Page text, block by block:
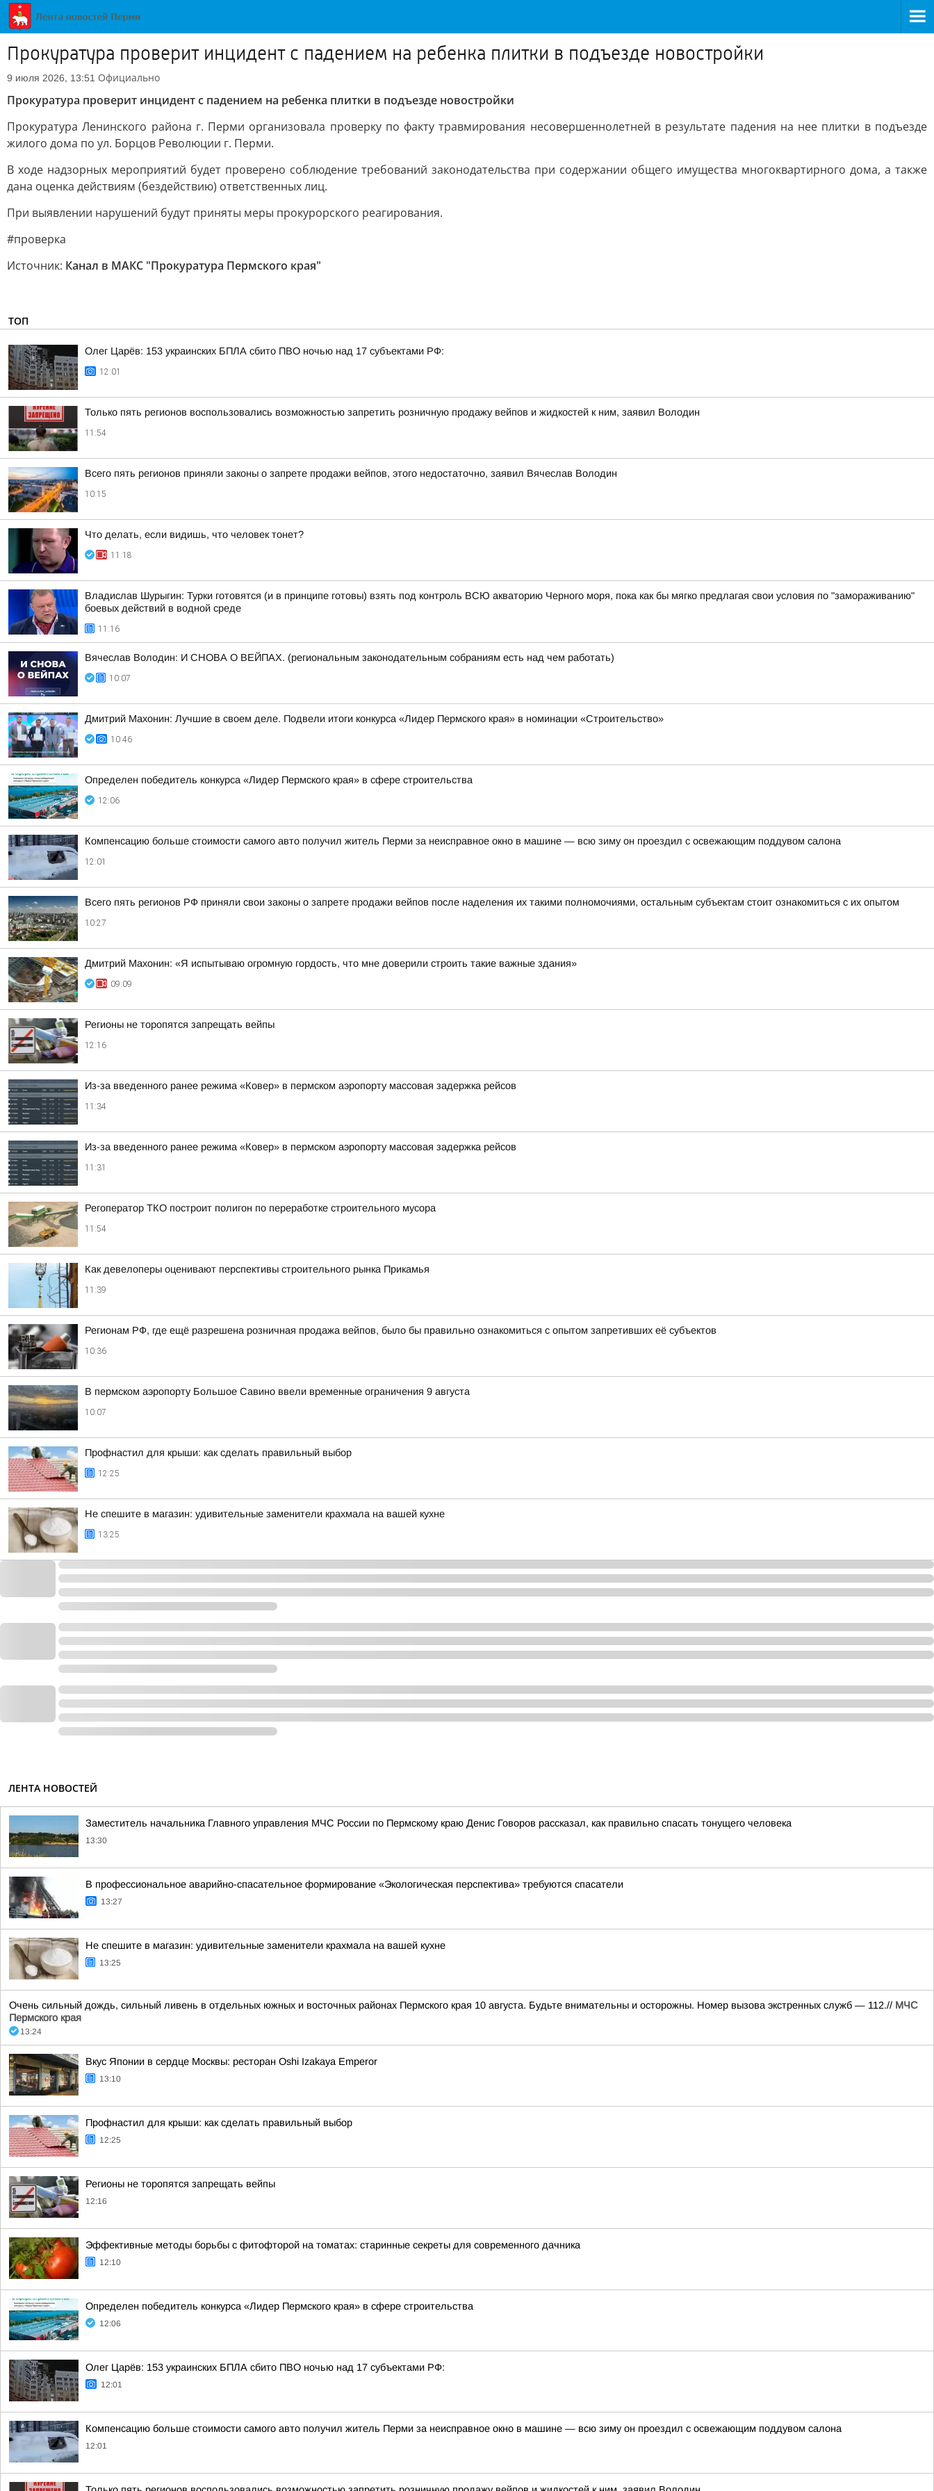
Прокуратура проверит инцидент с падением на ребенка плитки в подъезде новостройки
9 июля 2026, 13:51 Официально
Прокуратура проверит инцидент с падением на ребенка плитки в подъезде новостройки
Прокуратура Ленинского района г. Перми организовала проверку по факту травмирования несовершеннолетней в результате падения на нее плитки в подъезде
жилого дома по ул. Борцов Революции г. Перми.
В ходе надзорных мероприятий будет проверено соблюдение требований законодательства при содержании общего имущества многоквартирного дома, а также
дана оценка действиям (бездействию) ответственных лиц.
При выявлении нарушений будут приняты меры прокурорского реагирования.
#проверка
Источник: Канал в МАКС "Прокуратура Пермского края"
ТОП
Олег Царёв: 153 украинских БПЛА сбито ПВО ночью над 17 субъектами РФ:
12:01
Только пять регионов воспользовались возможностью запретить розничную продажу вейпов и жидкостей к ним, заявил Володин
11:54
Всего пять регионов приняли законы о запрете продажи вейпов, этого недостаточно, заявил Вячеслав Володин
10:15
Что делать, если видишь, что человек тонет?
11:18
Владислав Шурыгин: Турки готовятся (и в принципе готовы) взять под контроль ВСЮ акваторию Черного моря, пока как бы мягко предлагая свои условия по "замораживанию"
боевых действий в водной среде
11:16
Вячеслав Володин: И СНОВА О ВЕЙПАХ. (региональным законодательным собраниям есть над чем работать)
10:07
Дмитрий Махонин: Лучшие в своем деле. Подвели итоги конкурса «Лидер Пермского края» в номинации «Строительство»
10:46
Определен победитель конкурса «Лидер Пермского края» в сфере строительства
12:06
Компенсацию больше стоимости самого авто получил житель Перми за неисправное окно в машине — всю зиму он проездил с освежающим поддувом салона
12:01
Всего пять регионов РФ приняли свои законы о запрете продажи вейпов после наделения их такими полномочиями, остальным субъектам стоит ознакомиться с их опытом
10:27
Дмитрий Махонин: «Я испытываю огромную гордость, что мне доверили строить такие важные здания»
09:09
Регионы не торопятся запрещать вейпы
12:16
Из-за введенного ранее режима «Ковер» в пермском аэропорту массовая задержка рейсов
11:34
Из-за введенного ранее режима «Ковер» в пермском аэропорту массовая задержка рейсов
11:31
Регоператор ТКО построит полигон по переработке строительного мусора
11:54
Как девелоперы оценивают перспективы строительного рынка Прикамья
11:39
Регионам РФ, где ещё разрешена розничная продажа вейпов, было бы правильно ознакомиться с опытом запретивших её субъектов
10:36
В пермском аэропорту Большое Савино ввели временные ограничения 9 августа
10:07
Профнастил для крыши: как сделать правильный выбор
12:25
Не спешите в магазин: удивительные заменители крахмала на вашей кухне
13:25
ЛЕНТА НОВОСТЕЙ
Заместитель начальника Главного управления МЧС России по Пермскому краю Денис Говоров рассказал, как правильно спасать тонущего человека
13:30
В профессиональное аварийно-спасательное формирование «Экологическая перспектива» требуются спасатели
13:27
Не спешите в магазин: удивительные заменители крахмала на вашей кухне
13:25
Очень сильный дождь, сильный ливень в отдельных южных и восточных районах Пермского края 10 августа. Будьте внимательны и осторожны. Номер вызова экстренных служб — 112.// МЧС
Пермского края
13:24
Вкус Японии в сердце Москвы: ресторан Oshi Izakaya Emperor
13:10
Профнастил для крыши: как сделать правильный выбор
12:25
Регионы не торопятся запрещать вейпы
12:16
Эффективные методы борьбы с фитофторой на томатах: старинные секреты для современного дачника
12:10
Определен победитель конкурса «Лидер Пермского края» в сфере строительства
12:06
Олег Царёв: 153 украинских БПЛА сбито ПВО ночью над 17 субъектами РФ:
12:01
Компенсацию больше стоимости самого авто получил житель Перми за неисправное окно в машине — всю зиму он проездил с освежающим поддувом салона
12:01